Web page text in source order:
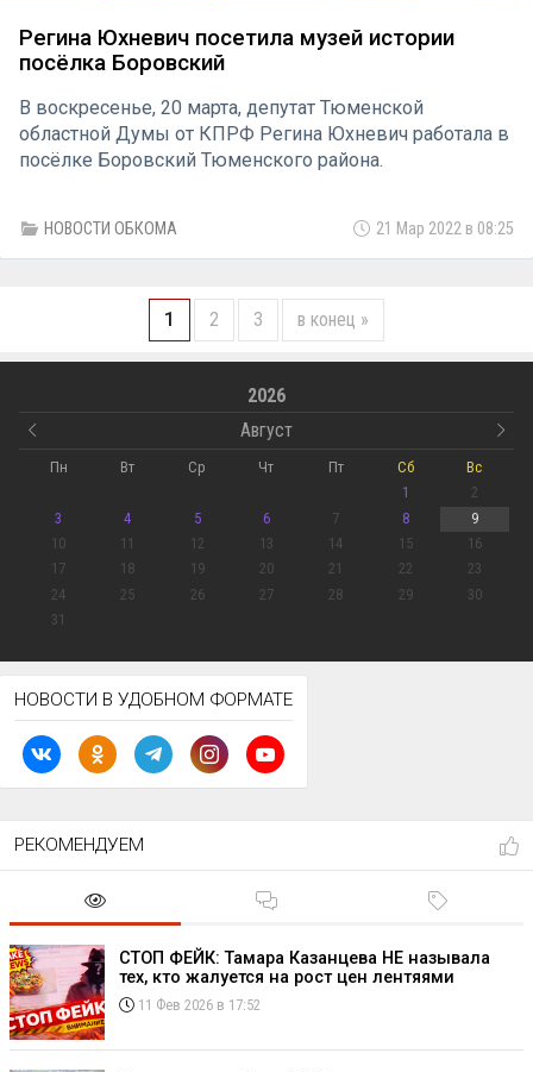
Регина Юхневич посетила музей истории
посёлка Боровский
В воскресенье, 20 марта, депутат Тюменской
областной Думы от КПРФ Регина Юхневич работала в
посёлке Боровский Тюменского района.
НОВОСТИ ОБКОМА 21 Мар 2022 в 08:25
1 2 3 в конец »
2026
Август
Пн Вт Ср Чт Пт Сб
Вс
1
2
3
4 5 6 7 8
9
10
11 12 13 14 15
16
17
18 19 20 21 22
23
24
25 26 27 28 29
30
31
НОВОСТИ В УДОБНОМ ФОРМАТЕ
РЕКОМЕНДУЕМ
СТОП ФЕЙК: Тамара Казанцева НЕ называла
тех, кто жалуется на рост цен лентяями
11 Фев 2026 в 17:52